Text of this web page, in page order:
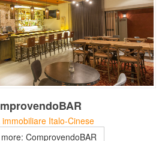
immobiliare Italo-Cinese
ComprovendoBAR